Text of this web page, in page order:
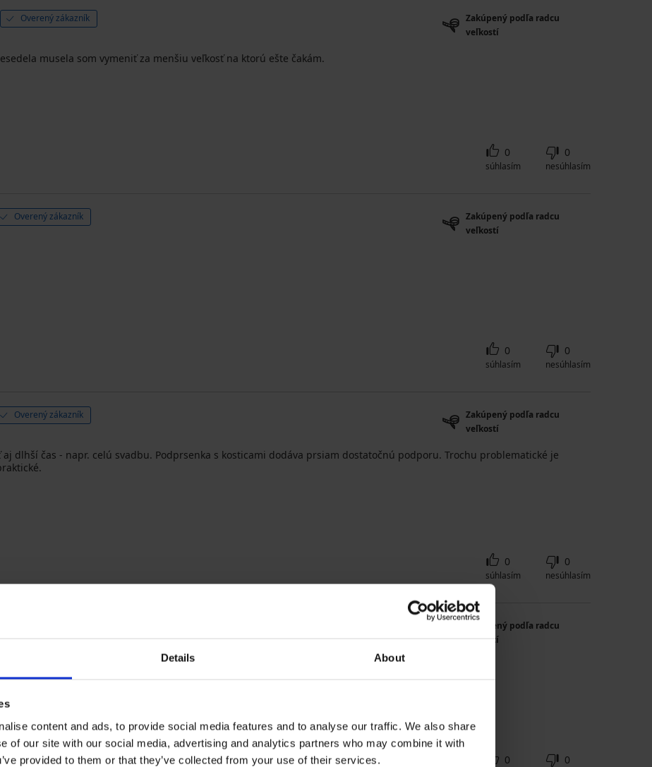
Details About
content and ads, to provide social media features and to analyse our traffic. We also share
of our site with our social media, advertising and analytics partners who may combine it with
provided to them or that they’ve collected from your use of their services.
Overený zákazník
Zakúpený podľa radcu
veľkostí
musela som vymeniť za menšiu veľkosť na ktorú ešte čakám.
0
súhlasím
0
nesúhlasím
Overený zákazník
Zakúpený podľa radcu
veľkostí
0
súhlasím
0
nesúhlasím
Overený zákazník
Zakúpený podľa radcu
veľkostí
dlhší čas - napr. celú svadbu. Podprsenka s kosticami dodáva prsiam dostatočnú podporu. Trochu problematické je
0
súhlasím
0
nesúhlasím
Zakúpený podľa radcu
veľkostí
0 0